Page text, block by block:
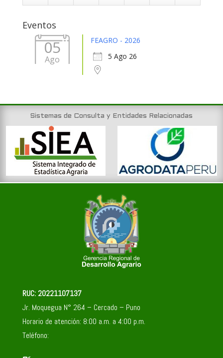
Eventos
05
Ago
FEAGRO - 2026
5 Ago 26
Sistemas de Consulta y Entidades Relacionadas
RUC: 20221107137
Jr. Moquegua N° 264 – Cercado – Puno
Horario de atención: 8:00 a.m. a 4:00 p.m.
Teléfono: